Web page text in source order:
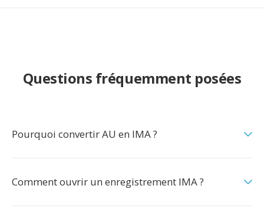
Questions fréquemment posées
Pourquoi convertir AU en IMA ?
Comment ouvrir un enregistrement IMA ?